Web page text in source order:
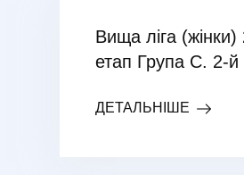
Вища ліга
етап Група С. 2-й
ДЕТАЛЬНІШЕ